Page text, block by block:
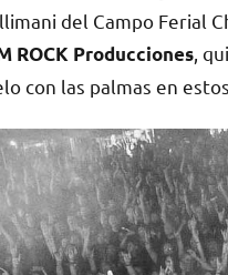
del Campo Ferial
ROCK Producciones ,
con las palmas en